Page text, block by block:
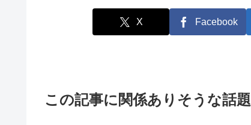
X Facebook
この記事に関係ありそうな話題